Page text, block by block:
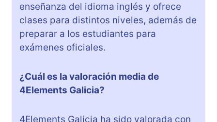
enseñanza del idioma inglés y ofrece
clases para distintos niveles, además de
preparar a los estudiantes para
exámenes oficiales.
¿Cuál es la valoración media de
4Elements Galicia?
4Elements Galicia ha sido valorada con